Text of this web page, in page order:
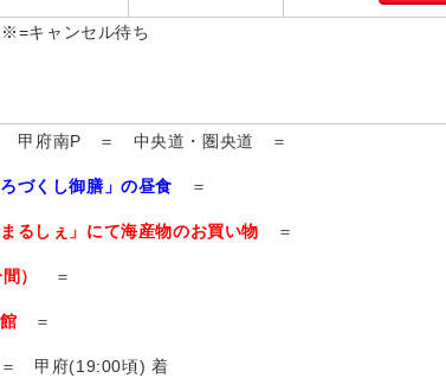
キャンセル待ち
甲府南P ＝ 中央道・圏央道 ＝
づくし御膳」の昼食 ＝
るしぇ」にて海産物のお買い物 ＝
） ＝
＝
甲府(19:00頃) 着